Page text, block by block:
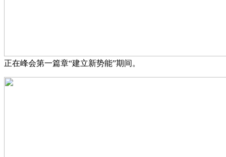
正在峰会第一篇章“建立新势能”期间。